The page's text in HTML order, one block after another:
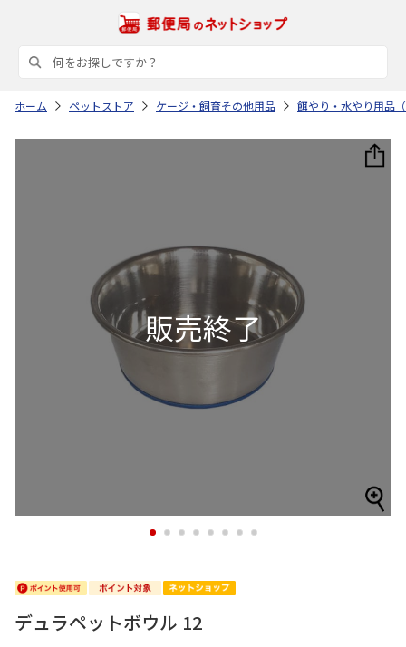
ホーム ペットストア ケージ・飼育その他用品 餌やり・水やり用品
1 2 3 4 5 6 7 8
デュラペットボウル 12